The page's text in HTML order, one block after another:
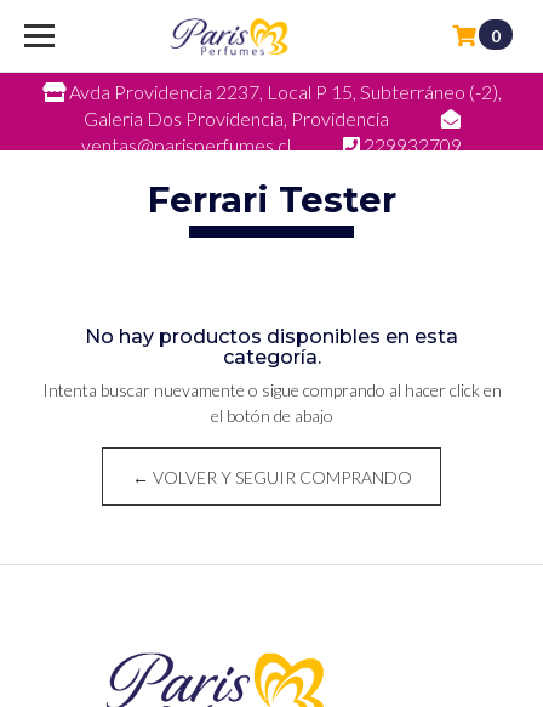
Avda Providencia 2237, Local P 15, Subterráneo (-2),
Galeria Dos Providencia, Providencia
ventas@parisperfumes.cl
229932709
0
Ferrari Tester
No hay productos disponibles en esta
categoría.
Intenta buscar nuevamente o sigue comprando al hacer click en
el botón de abajo
← VOLVER Y SEGUIR COMPRANDO